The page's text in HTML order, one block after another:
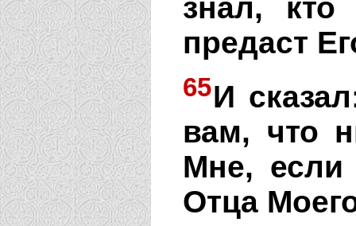
знал,
предаст
65И
вам, что
Мне, если
Отца